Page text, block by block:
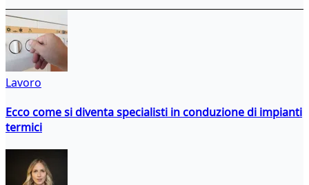
Lavoro
Ecco come si diventa specialisti in conduzione di impianti
termici